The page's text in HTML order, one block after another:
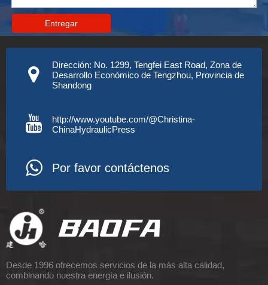
Entregar
Dirección: No. 1299, Tengfei East Road, Zona de
Desarrollo Económico de Tengzhou, Provincia de
Shandong
http://www.youtube.com/@Christina-
ChinaHydraulicPress
Por favor contáctenos
Desde 1996 ofrecemos servicios de la más alta calidad,
combinando nuestra energía e ilusión.